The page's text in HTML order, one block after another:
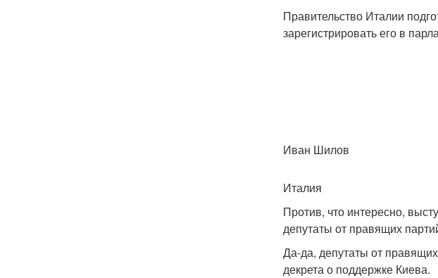
Правительство Италии
зарегистрировать его в
Иван Шилов
Италия
Против, что интересно,
депутаты от правящих
Да-да, депутаты от
декрета о поддержке Киева.